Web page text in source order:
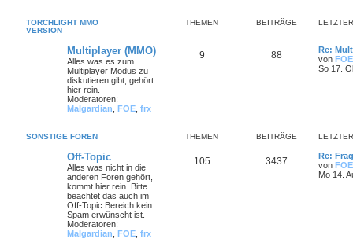
TORCHLIGHT MMO
VERSION
THEMEN BEITRÄGE
Multiplayer (MMO)
Alles was es zum
Multiplayer Modus zu
diskutieren gibt, gehört
hier rein.
Moderatoren:
Malgardian FOE frx
9 88
Re:
von FOE
So 17.
SONSTIGE FOREN THEMEN BEITRÄGE
Off-Topic
Alles was nicht in die
anderen Foren gehört,
kommt hier rein. Bitte
beachtet das auch im
Off-Topic Bereich kein
Spam erwünscht ist.
Moderatoren:
Malgardian FOE frx
105 3437
Re:
von FOE
Mo 14.